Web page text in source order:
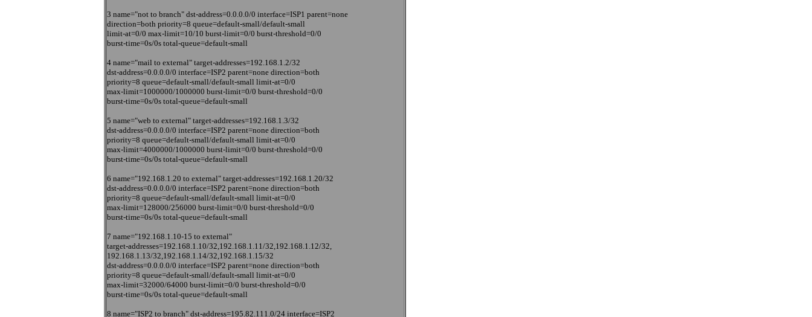
3 name="not to branch" dst-address=0.0.0.0/0 interface=ISP1 parent=none
direction=both priority=8 queue=default-small/default-small
limit-at=0/0 max-limit=10/10 burst-limit=0/0 burst-threshold=0/0
burst-time=0s/0s total-queue=default-small
4 name="mail to external" target-addresses=192.168.1.2/32
dst-address=0.0.0.0/0 interface=ISP2 parent=none direction=both
priority=8 queue=default-small/default-small limit-at=0/0
max-limit=1000000/1000000 burst-limit=0/0 burst-threshold=0/0
burst-time=0s/0s total-queue=default-small
5 name="web to external" target-addresses=192.168.1.3/32
dst-address=0.0.0.0/0 interface=ISP2 parent=none direction=both
priority=8 queue=default-small/default-small limit-at=0/0
max-limit=4000000/1000000 burst-limit=0/0 burst-threshold=0/0
burst-time=0s/0s total-queue=default-small
6 name="192.168.1.20 to external" target-addresses=192.168.1.20/32
dst-address=0.0.0.0/0 interface=ISP2 parent=none direction=both
priority=8 queue=default-small/default-small limit-at=0/0
max-limit=128000/256000 burst-limit=0/0 burst-threshold=0/0
burst-time=0s/0s total-queue=default-small
7 name="192.168.1.10-15 to external"
target-addresses=192.168.1.10/32,192.168.1.11/32,192.168.1.12/32,
192.168.1.13/32,192.168.1.14/32,192.168.1.15/32
dst-address=0.0.0.0/0 interface=ISP2 parent=none direction=both
priority=8 queue=default-small/default-small limit-at=0/0
max-limit=32000/64000 burst-limit=0/0 burst-threshold=0/0
burst-time=0s/0s total-queue=default-small
8 name="ISP2 to branch" dst-address=195.82.111.0/24 interface=ISP2